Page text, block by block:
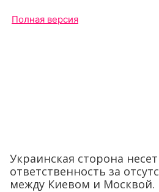
Полная версия
Украинская сторона
ответственность за
между Киевом и Москвой.